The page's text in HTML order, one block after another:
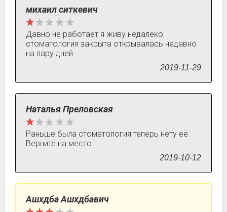
михаил ситкевич
Давно не работает я живу недалеко
стоматология закрыта открывалась недавно
на пару дней
2019-11-29
Наталья Преловская
Раньше была стоматология теперь нету её.
Верните на место
2019-10-12
Ашхдба Ашхдбавич